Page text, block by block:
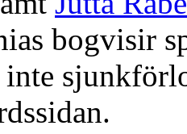
bogvisir
inte